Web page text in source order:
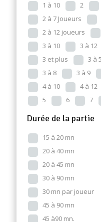
1 à 10
2
2 à 7 Joueurs
2 à 12 joueurs
3 à 10
3 à 12
3 et plus
3 à 5
3 à 8
3 à 9
4 à 10
4 à 12
5
6 7
Durée de la partie
15 à 20 mn
20 à 40 mn
20 à 45 mn
30 à 90 mn
30 mn par joueur
45 à 90 mn
45 à90 mn.